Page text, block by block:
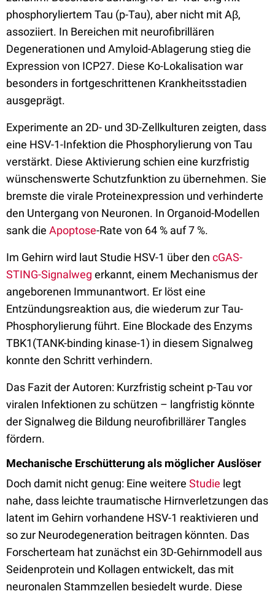
phosphoryliertem Tau (p-Tau), aber nicht mit Aβ,
assoziiert. In Bereichen mit neurofibrillären
Degenerationen und Amyloid-Ablagerung stieg die
Expression von ICP27. Diese Ko-Lokalisation war
besonders in fortgeschrittenen Krankheitsstadien
ausgeprägt.
Experimente an 2D- und 3D-Zellkulturen zeigten, dass
eine HSV-1-Infektion die Phosphorylierung von Tau
verstärkt. Diese Aktivierung schien eine kurzfristig
wünschenswerte Schutzfunktion zu übernehmen. Sie
bremste die virale Proteinexpression und verhinderte
den Untergang von Neuronen. In Organoid-Modellen
sank die Apoptose-Rate von 64 % auf 7 %.
Im Gehirn wird laut Studie HSV-1 über den cGAS-
STING-Signalweg erkannt, einem Mechanismus der
angeborenen Immunantwort. Er löst eine
Entzündungsreaktion aus, die wiederum zur Tau-
Phosphorylierung führt. Eine Blockade des Enzyms
TBK1(TANK-binding kinase-1) in diesem Signalweg
konnte den Schritt verhindern.
Das Fazit der Autoren: Kurzfristig scheint p-Tau vor
viralen Infektionen zu schützen – langfristig könnte
der Signalweg die Bildung neurofibrillärer Tangles
fördern.
Mechanische Erschütterung als möglicher Auslöser
Doch damit nicht genug: Eine weitere Studie legt
nahe, dass leichte traumatische Hirnverletzungen das
latent im Gehirn vorhandene HSV-1 reaktivieren und
so zur Neurodegeneration beitragen könnten. Das
Forscherteam hat zunächst ein 3D-Gehirnmodell aus
Seidenprotein und Kollagen entwickelt, das mit
neuronalen Stammzellen besiedelt wurde. Diese